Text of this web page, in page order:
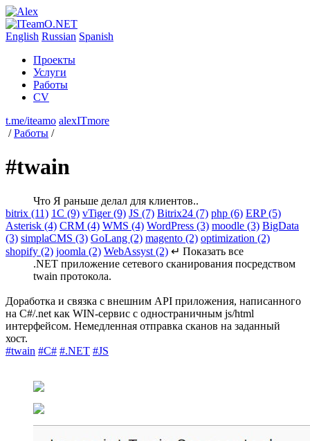
English Russian Spanish
Проекты
Услуги
Работы
CV
t.me/iteamo alexITmore
/ Работы /
#twain
Что Я раньше делал для клиентов..
bitrix (11) 1C (9) vTiger (9) JS (7) Bitrix24 (7) php (6) ERP (5)
Asterisk (4) CRM (4) WMS (4) WordPress (3) moodle (3) BigData
(3) simplaCMS (3) GoLang (2) magento (2) optimization (2)
shopify (2) joomla (2) WebAssyst (2) ↵ Показать все
.NET приложение сетевого сканирования посредством
twain протокола.
Доработка и связка с внешним API приложения, написанного
на C#/.net как WIN-сервис с одностраничным js/html
интерфейсом. Немедленная отправка сканов на заданный
хост.
#twain #C# #.NET #JS